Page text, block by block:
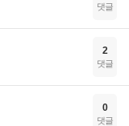
댓글
2
댓글
0
댓글